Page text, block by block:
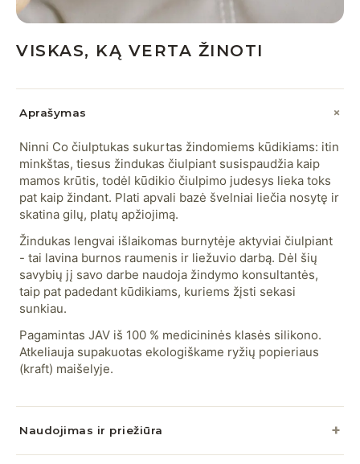
VISKAS, KĄ VERTA ŽINOTI
Aprašymas
Ninni Co čiulptukas sukurtas žindomiems kūdikiams: itin
minkštas, tiesus žindukas čiulpiant susispaudžia kaip
mamos krūtis, todėl kūdikio čiulpimo judesys lieka toks
pat kaip žindant. Plati apvali bazė švelniai liečia nosytę ir
skatina gilų, platų apžiojimą.
Žindukas lengvai išlaikomas burnytėje aktyviai čiulpiant
- tai lavina burnos raumenis ir liežuvio darbą. Dėl šių
savybių jį savo darbe naudoja žindymo konsultantės,
taip pat padedant kūdikiams, kuriems žįsti sekasi
sunkiau.
Pagamintas JAV iš 100 % medicininės klasės silikono.
Atkeliauja supakuotas ekologiškame ryžių popieriaus
(kraft) maišelyje.
Naudojimas ir priežiūra